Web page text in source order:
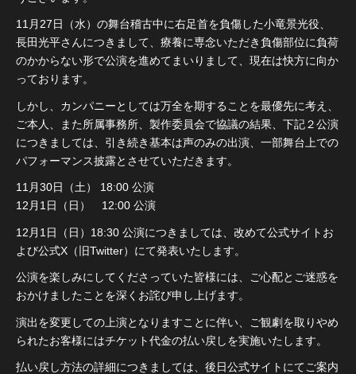
11月27日（水）の舞台稽古中に右足首を負傷した小竜景光役、
長田光平さんにつきまして、療養に専念いただき負傷部位に負荷
のかからない形で公演を進めてまいりまして、現在は快方に向か
っております。
しかし、カンパニーとしては万全を期することを最優先に考え、
ご本人、また所属事務所、製作委員会で協議の結果、下記２公演
につきましては、引き続き基本は声のみの出演、一部舞台上での
パフォーマンス披露とさせていただきます。
11月30日（土） 18:00 公演
12月1日（日） 12:00 公演
12月1日（日）18:30 公演につきましては、改めて公式サイトお
よび公式X（旧Twitter）にて発表いたします。
公演を楽しみにしてくださっていた皆様には、ご心配とご迷惑を
おかけましたことを深くお詫び申し上げます。
演出を変更しての上演となりますことに伴い、ご観劇を取りやめ
られたお客様にはチケット代金の払い戻しを実施いたします。
払い戻し方法の詳細につきましては、後日公式サイトにてご案内